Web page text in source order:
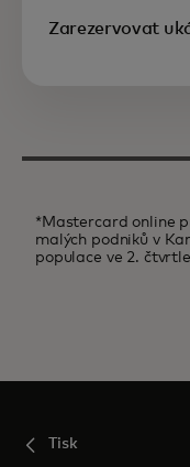
Zarezervovat
*Mastercard online
malých podniků v
populace ve 2.
Tisk